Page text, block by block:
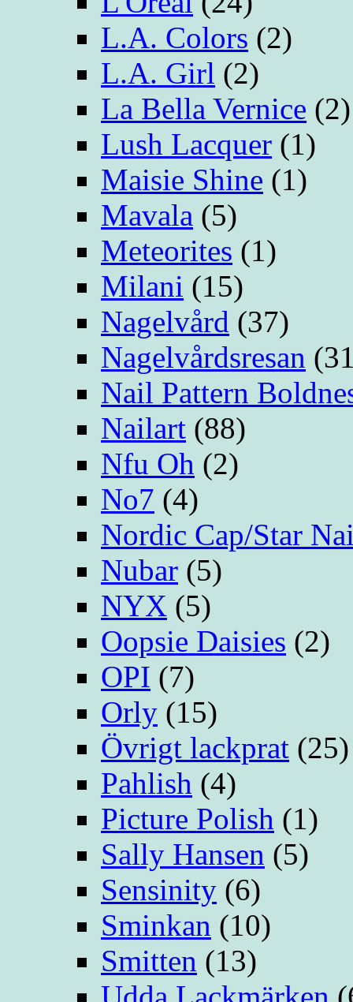
L.A. Colors (2)
L.A. Girl (2)
La Bella Vernice (2)
Lush Lacquer (1)
Maisie Shine (1)
Mavala (5)
Meteorites (1)
Milani (15)
Nagelvård (37)
Nagelvårdsresan
Nail Pattern
Nailart (88)
Nfu Oh (2)
No7 (4)
Nordic Cap/Star
Nubar (5)
NYX (5)
Oopsie Daisies (2)
OPI (7)
Orly (15)
Övrigt lackprat (25)
Pahlish (4)
Picture Polish (1)
Sally Hansen (5)
Sensinity (6)
Sminkan (10)
Smitten (13)